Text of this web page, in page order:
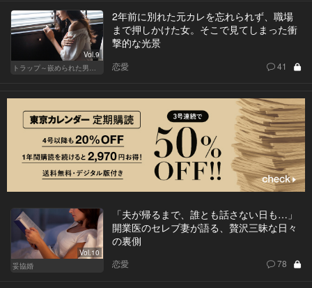
Vol.9
トラップ～嵌められた男と女～
2年前に別れた元カレを忘れられず、職場
まで押しかけた女。そこで見てしまった衝
撃的な光景
恋愛 41
Vol.10
妥協婚
「夫が帰るまで、誰とも話さない日も…」
開業医のセレブ妻が語る、贅沢三昧な日々
の裏側
恋愛 78